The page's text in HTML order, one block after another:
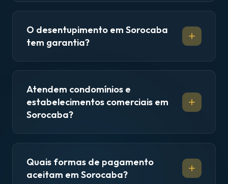
O desentupimento em Sorocaba
tem garantia?
Atendem condomínios e
estabelecimentos comerciais em
Sorocaba?
Quais formas de pagamento
aceitam em Sorocaba?